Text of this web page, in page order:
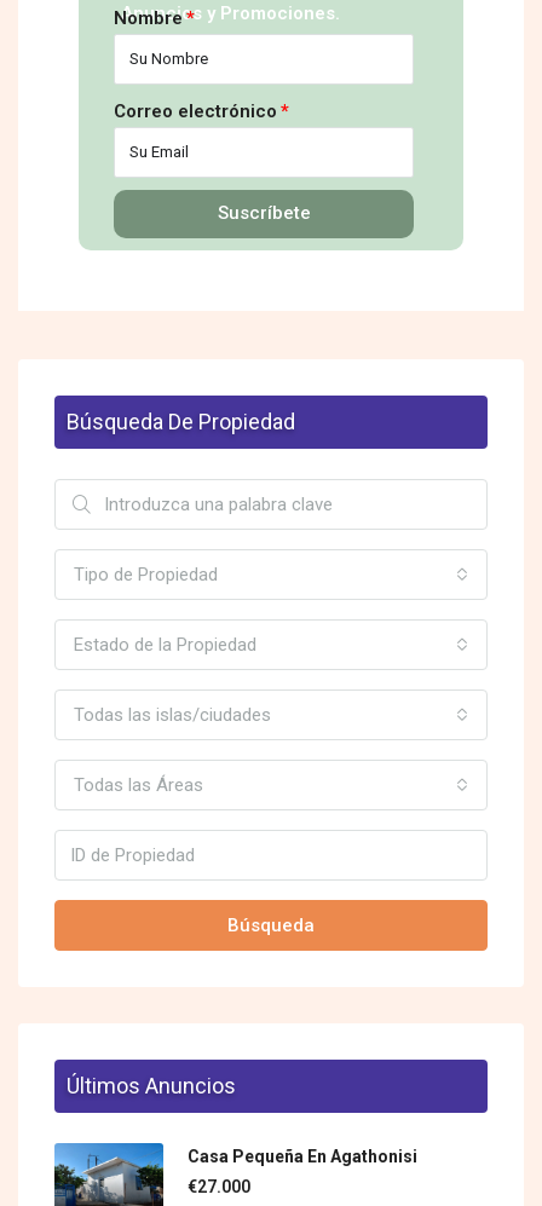
Anuncios y Promociones.
Nombre
Correo electrónico
Suscríbete
Búsqueda De Propiedad
Tipo de Propiedad
Estado de la Propiedad
Todas las islas/ciudades
Todas las Áreas
Búsqueda
Últimos Anuncios
Casa Pequeña En Agathonisi
€27.000